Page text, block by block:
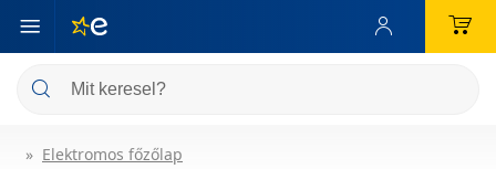
Elektromos főzőlap